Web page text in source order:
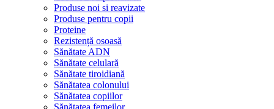
Produse noi si reavizate
Produse pentru copii
Proteine
Rezistență osoasă
Sănătate ADN
Sănătate celulară
Sănătate tiroidiană
Sănătatea colonului
Sănătatea copiilor